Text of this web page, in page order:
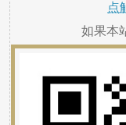
点
如果本